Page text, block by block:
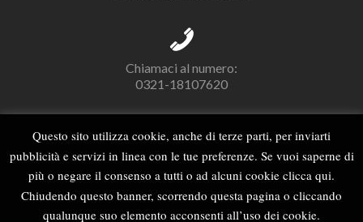
Chiamaci al numero:
0321-18107620
L
i
k
L
i
k
L
i
n
k
Copyright © 2012-2020 StarAffiliation
Questo sito utilizza cookie, anche di terze parti, per inviarti
pubblicità e servizi in linea con le tue preferenze. Se vuoi saperne di
più o negare il consenso a tutti o ad alcuni cookie clicca qui.
Chiudendo questo banner, scorrendo questa pagina o cliccando
qualunque suo elemento acconsenti all’uso dei cookie.